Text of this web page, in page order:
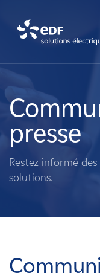
A propos de nous
Ce que nous faisons
Propriétaires
presse
Restez informé
solutions.